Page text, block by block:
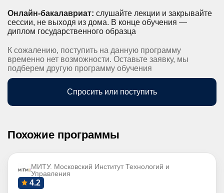
Онлайн-бакалавриат: слушайте лекции и закрывайте
сессии, не выходя из дома. В конце обучения —
диплом государственного образца
К сожалению, поступить на данную программу
временно нет возможности. Оставьте заявку, мы
подберем другую программу обучения
Спросить или поступить
Похожие программы
МИТУ. Московский Институт Технологий и
Управления
4.2